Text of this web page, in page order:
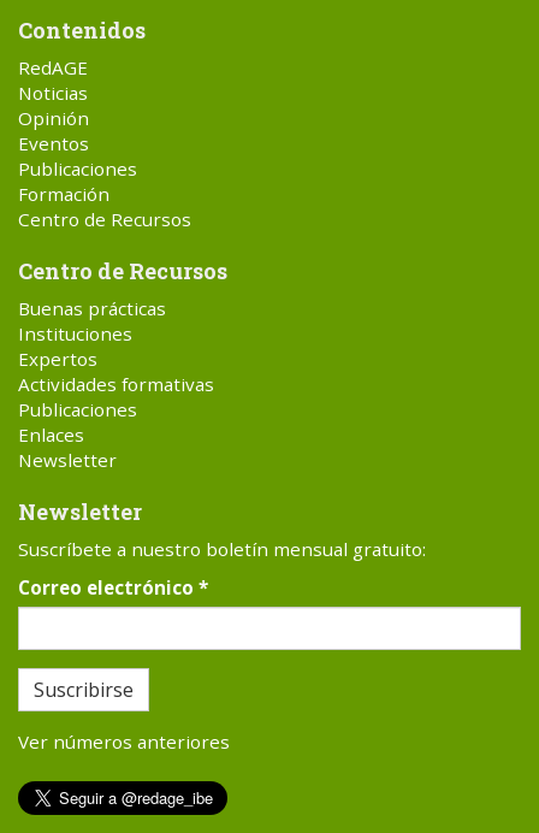
Contenidos
RedAGE
Noticias
Opinión
Eventos
Publicaciones
Formación
Centro de Recursos
Centro de Recursos
Buenas prácticas
Instituciones
Expertos
Actividades formativas
Publicaciones
Enlaces
Newsletter
Newsletter
Suscríbete a nuestro boletín mensual gratuito:
Correo electrónico *
Suscribirse
Ver números anteriores